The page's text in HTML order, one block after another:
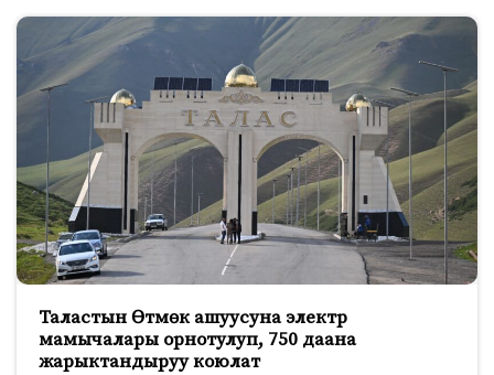
Таластын Өтмөк ашуусуна электр
мамычалары орнотулуп, 750 даана
жарыктандыруу коюлат